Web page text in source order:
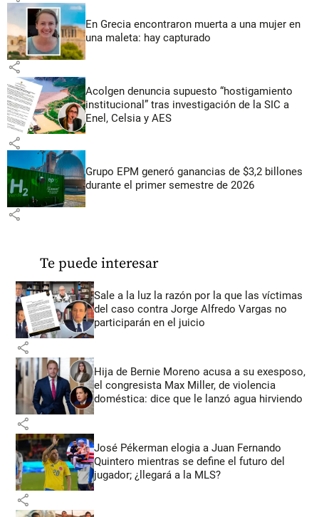
En Grecia encontraron muerta a una mujer en
una maleta: hay capturado
share
Acolgen denuncia supuesto “hostigamiento
institucional” tras investigación de la SIC a
Enel, Celsia y AES
share
Grupo EPM generó ganancias de $3,2 billones
durante el primer semestre de 2026
share
Te puede interesar
Sale a la luz la razón por la que las víctimas
del caso contra Jorge Alfredo Vargas no
participarán en el juicio
share
Hija de Bernie Moreno acusa a su exesposo,
el congresista Max Miller, de violencia
doméstica: dice que le lanzó agua hirviendo
share
José Pékerman elogia a Juan Fernando
Quintero mientras se define el futuro del
jugador; ¿llegará a la MLS?
share